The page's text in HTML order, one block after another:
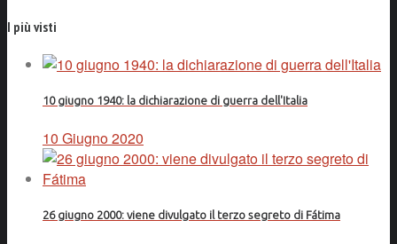
I più visti
10 giugno 1940: la dichiarazione di guerra dell'Italia
10 Giugno 2020
26 giugno 2000: viene divulgato il terzo segreto di Fátima